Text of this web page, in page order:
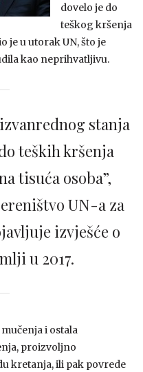
dovelo je do
teškog kršenja
je u utorak UN, što je
kao neprihvatljivu.
stanja
teških kršenja
tisuća osoba”,
UN-a za
izvješće o
u 2017.
i ostala
proizvoljno
kretanja, ili pak povrede